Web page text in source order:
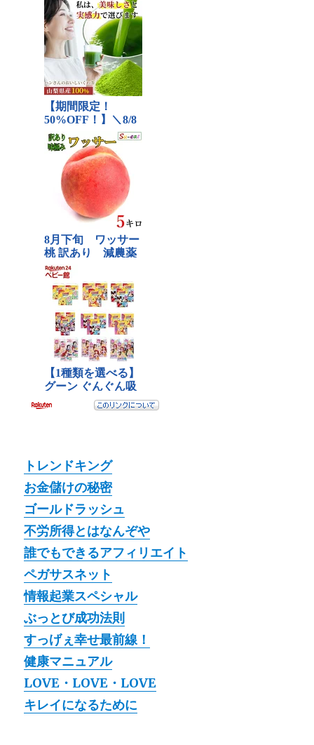
トレンドキング
お金儲けの秘密
ゴールドラッシュ
不労所得とはなんぞや
誰でもできるアフィリエイト
ペガサスネット
情報起業スペシャル
ぶっとび成功法則
すっげぇ幸せ最前線！
健康マニュアル
LOVE・LOVE・LOVE
キレイになるために